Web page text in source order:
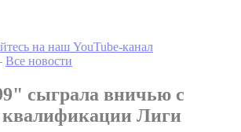
на наш YouTube-канал
Все новости
сыграла вничью с
Лиги